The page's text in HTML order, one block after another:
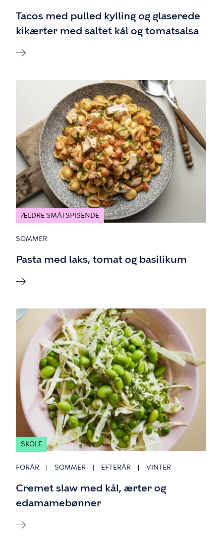
Tacos med pulled kylling og glaserede
kikærter med saltet kål og tomatsalsa
ÆLDRE SMÅTSPISENDE
SOMMER
Pasta med laks, tomat og basilikum
SKOLE
FORÅR SOMMER EFTERÅR VINTER
Cremet slaw med kål, ærter og
edamamebønner